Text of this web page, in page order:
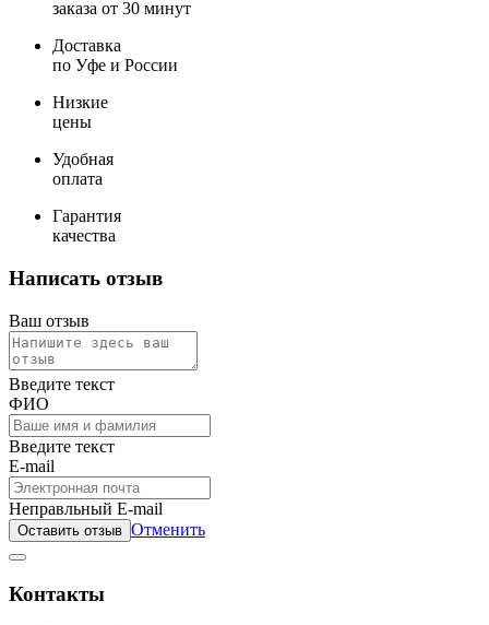
заказа от 30 минут
Доставка
по Уфе и России
Низкие
цены
Удобная
оплата
Гарантия
качества
Написать отзыв
Ваш отзыв
Введите текст
ФИО
Введите текст
E-mail
Неправльный E-mail
Оставить отзыв Отменить
Контакты